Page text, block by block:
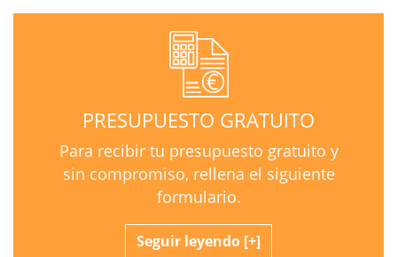
PRESUPUESTO GRATUITO
Para recibir tu presupuesto gratuito y
sin compromiso, rellena el siguiente
formulario.
Seguir leyendo